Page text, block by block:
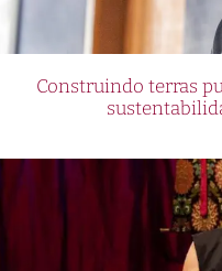
Construindo terras